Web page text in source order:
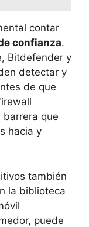
contar
confianza.
Bitdefender y
detectar y
de que
barrera que
hacia y
también
la biblioteca
puede